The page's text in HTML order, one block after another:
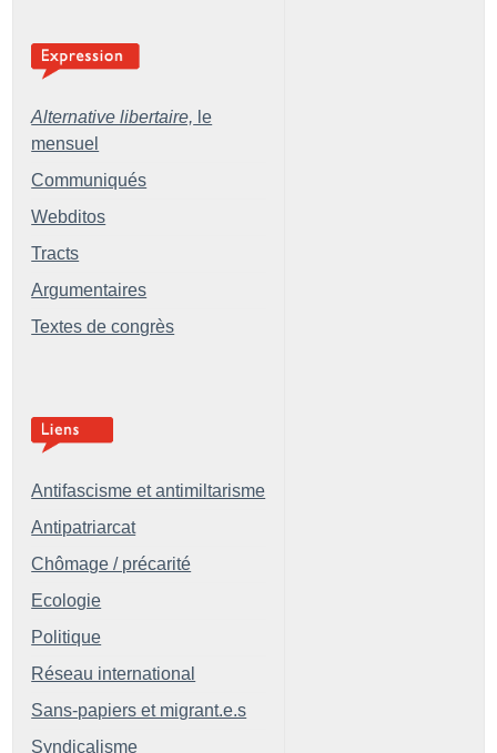
Alternative libertaire, le
mensuel
Communiqués
Webditos
Tracts
Argumentaires
Textes de congrès
Antifascisme et antimiltarisme
Antipatriarcat
Chômage / précarité
Ecologie
Politique
Réseau international
Sans-papiers et migrant.e.s
Syndicalisme